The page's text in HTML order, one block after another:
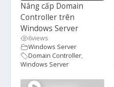
Nâng cấp Domain
Controller trên
Windows Server
6views
Windows Server
Domain Controller,
Windows Server